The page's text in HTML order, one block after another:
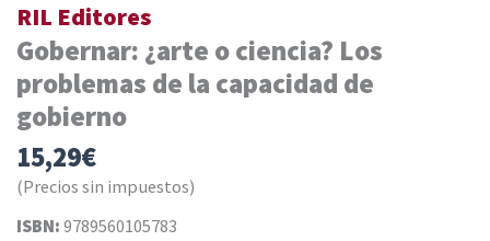
RIL Editores
Gobernar: ¿arte o ciencia? Los
problemas de la capacidad de
gobierno
15,29€
(Precios sin impuestos)
ISBN: 9789560105783